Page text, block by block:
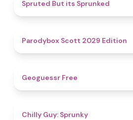
Spruted But its Sprunked
Parodybox Scott 2029 Edition
Geoguessr Free
Chilly Guy: Sprunky